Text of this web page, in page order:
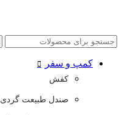
کمپ و سفر
کفش
صندل طبیعت گردی